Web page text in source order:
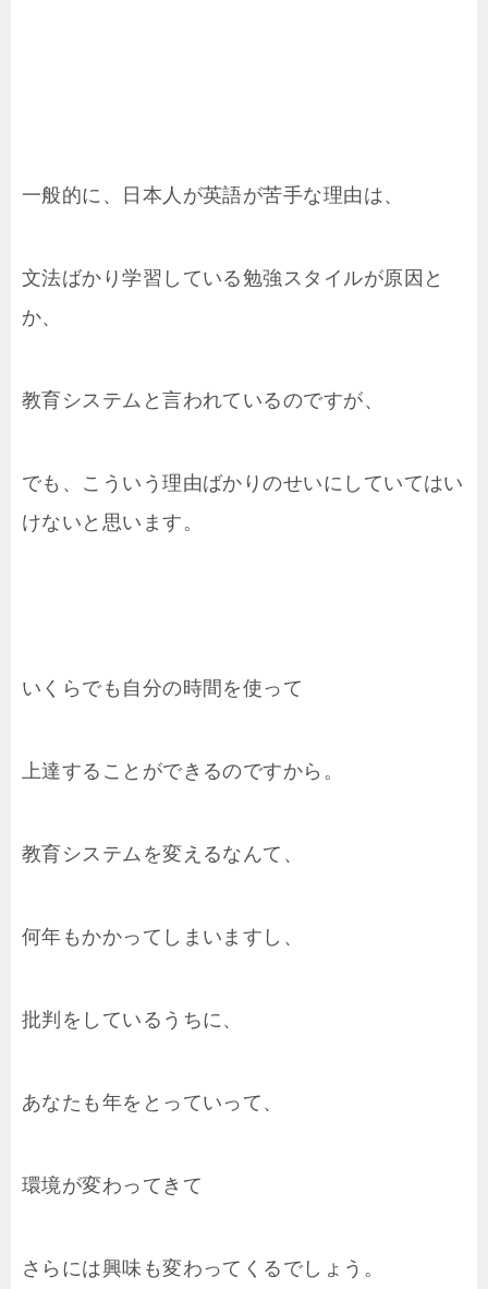
一般的に、日本人が英語が苦手な理由は、
文法ばかり学習している勉強スタイルが原因と
か、
教育システムと言われているのですが、
でも、こういう理由ばかりのせいにしていてはい
けないと思います。
いくらでも自分の時間を使って
上達することができるのですから。
教育システムを変えるなんて、
何年もかかってしまいますし、
批判をしているうちに、
あなたも年をとっていって、
環境が変わってきて
さらには興味も変わってくるでしょう。